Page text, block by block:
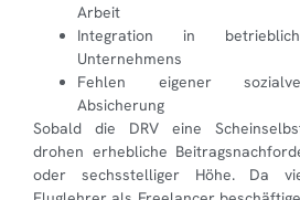
Arbeit
Integration in
Unternehmens
Fehlen eigener
Absicherung
Sobald die DRV eine
drohen erhebliche
oder sechsstelliger Höhe. Da